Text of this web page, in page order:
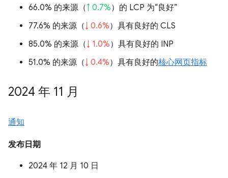
66.0% 的来源（↑ 0.7%）的 LCP 为“良好”
77.6% 的来源（↓ 0.6%）具有良好的 CLS
85.0% 的来源（↓ 1.0%）具有良好的 INP
51.0% 的来源（↓ 0.4%）具有良好的核心网页指标
2024 年 11 月
通知
发布日期
2024 年 12 月 10 日